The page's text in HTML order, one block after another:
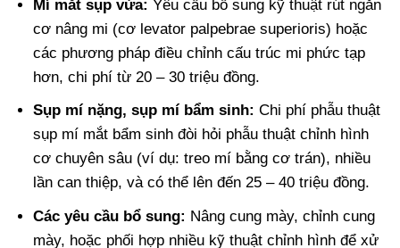
Mí mắt sụp vừa: Yêu cầu bổ sung kỹ thuật rút ngắn
cơ nâng mi (cơ levator palpebrae superioris) hoặc
các phương pháp điều chỉnh cấu trúc mi phức tạp
hơn, chi phí từ 20 – 30 triệu đồng.
Sụp mí nặng, sụp mí bẩm sinh: Chi phí phẫu thuật
sụp mí mắt bẩm sinh đòi hỏi phẫu thuật chỉnh hình
cơ chuyên sâu (ví dụ: treo mí bằng cơ trán), nhiều
lần can thiệp, và có thể lên đến 25 – 40 triệu đồng.
Các yêu cầu bổ sung: Nâng cung mày, chỉnh cung
mày, hoặc phối hợp nhiều kỹ thuật chỉnh hình để xử